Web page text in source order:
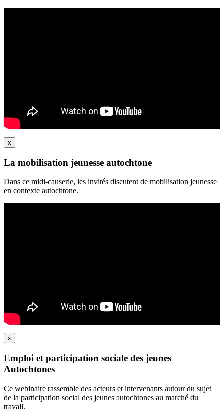
x
La mobilisation jeunesse autochtone
Dans ce midi-causerie, les invités discutent de mobilisation jeunesse
en contexte autochtone.
x
Emploi et participation sociale des jeunes
Autochtones
Ce webinaire rassemble des acteurs et intervenants autour du sujet
de la participation social des jeunes autochtones au marché du
travail.